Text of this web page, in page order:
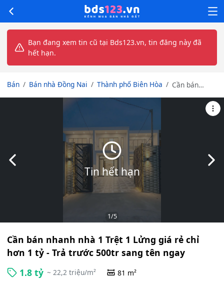
Bạn đang xem tin cũ tại Bds123.vn, tin đăng này đã
hết hạn.
Bán Bán nhà Đồng Nai Thành phố Biên Hòa
Cần bán
Trệt 1 Lửng
giá rẻ chỉ hơn
Tin hết hạn
Slide trước
1/5
Cần bán nhanh nhà 1 Trệt 1 Lửng giá rẻ chỉ
hơn 1 tỷ - Trả trước 500tr sang tên ngay
1.8 tỷ ~ 22,2 triệu/m² 81 m²